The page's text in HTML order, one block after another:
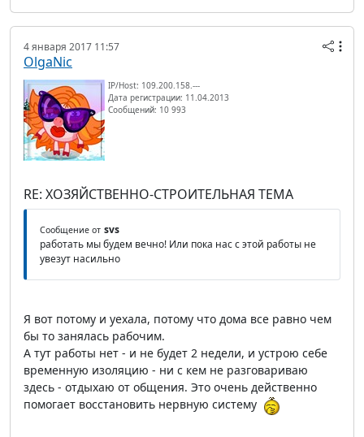
4 января 2017 11:57
OlgaNic
IP/Host: 109.200.158.---
Дата регистрации: 11.04.2013
Сообщений: 10 993
RE: ХОЗЯЙСТВЕННО-СТРОИТЕЛЬНАЯ ТЕМА
Сообщение от svs
работать мы будем вечно! Или пока нас с этой работы не
увезут насильно
Я вот потому и уехала, потому что дома все равно чем
бы то занялась рабочим.
А тут работы нет - и не будет 2 недели, и устрою себе
временную изоляцию - ни с кем не разговариваю
здесь - отдыхаю от общения. Это очень действенно
помогает восстановить нервную систему